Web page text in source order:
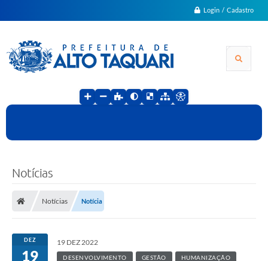
Login / Cadastro
Notícias
Notícias Notícia
DEZ
19
19 DEZ 2022
DESENVOLVIMENTO GESTÃO HUMANIZAÇÃO